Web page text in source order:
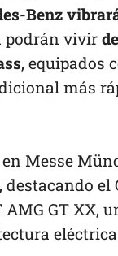
Benz
podrán vivir
, equipados
más
Messe
el
AMG GT